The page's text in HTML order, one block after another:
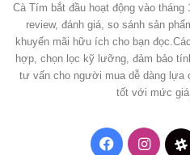
Cà Tím bắt đầu hoạt động vào tháng
review, đánh giá, so sánh sản
khuyến mãi hữu ích cho bạn
hợp, chọn lọc kỹ lưỡng, đảm bảo
tư vấn cho người mua dễ dàng
tốt với mức giá
Facebook